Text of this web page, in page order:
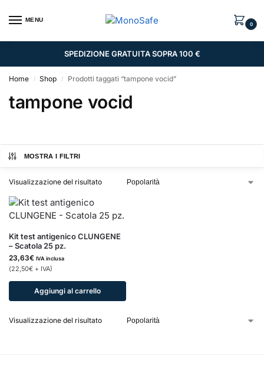
MENU
0
SPEDIZIONE GRATUITA SOPRA 100 €
Home / Shop / Prodotti taggati “tampone vocid”
tampone vocid
MOSTRA I FILTRI
Visualizzazione del risultato
Kit test antigenico CLUNGENE
– Scatola 25 pz.
23,63€ IVA inclusa
(22,50€ + IVA)
Aggiungi al carrello
Visualizzazione del risultato